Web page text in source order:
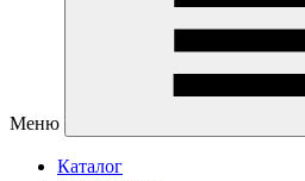
Меню
Каталог